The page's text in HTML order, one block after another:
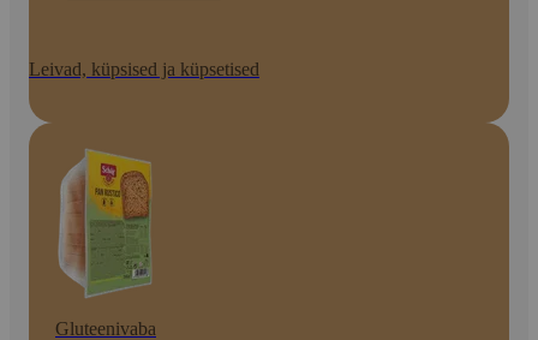
Leivad, küpsised ja küpsetised
Gluteenivaba